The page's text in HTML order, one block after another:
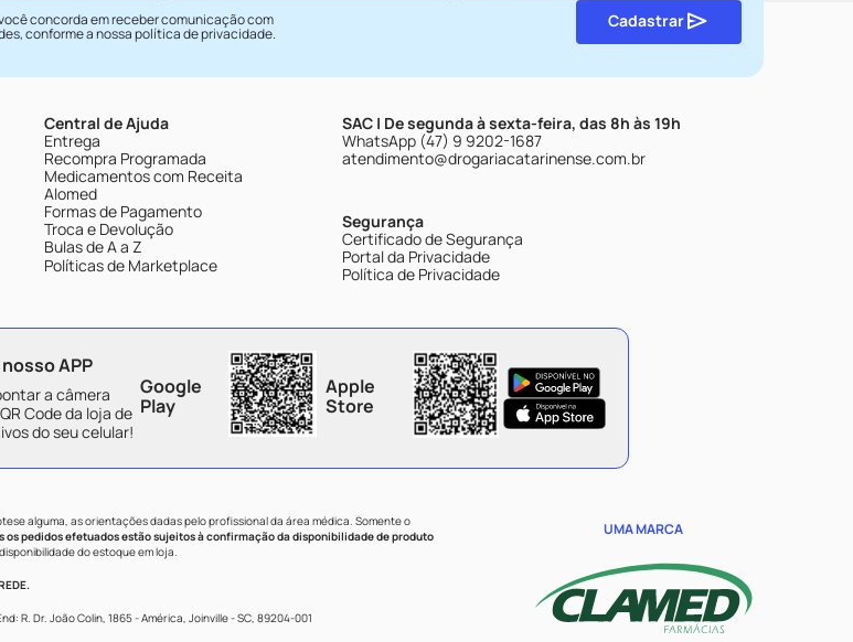
concorda em receber comunicação com
conforme a nossapolítica de privacidade.
Cadastrar
Central de Ajuda
Entrega
Recompra Programada
Medicamentos com Receita
Alomed
Formas de Pagamento
Troca e Devolução
Bulas de A a Z
Políticas de Marketplace
SAC | De segunda à sexta-feira, das 8h às 19h
WhatsApp (47) 9 9202-1687
atendimento@drogariacatarinense.com.br
Segurança
Certificado de Segurança
Portal da Privacidade
Política de Privacidade
APP
a câmera
Code da loja de
do seu celular!
Google
Play
Apple
Store
alguma, as orientações dadas pelo profissional da área médica. Somente o
os pedidos efetuados estão sujeitos à confirmação da disponibilidade de produto
do estoque em loja.
R. Dr. João Colin, 1865 - América, Joinville - SC, 89204-001
UMA MARCA